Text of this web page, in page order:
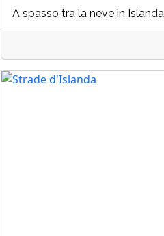
A spasso tra la neve in Islanda